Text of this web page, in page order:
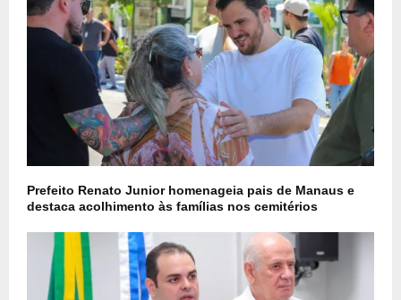
Prefeito Renato Junior homenageia pais de Manaus e
destaca acolhimento às famílias nos cemitérios